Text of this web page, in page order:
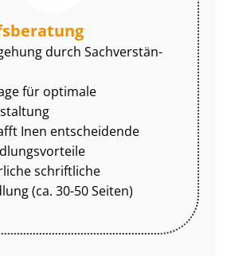
durch Sach­ver­stän­
für optimale
Inen entscheidende
schriftliche
(ca. 30-50 Seiten)